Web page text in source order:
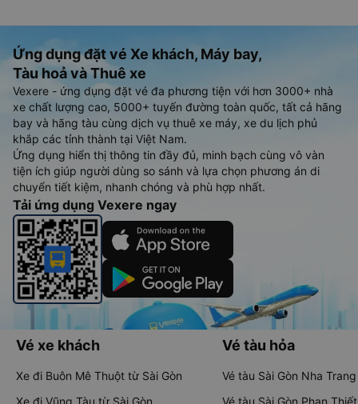
Ứng dụng đặt vé Xe khách, Máy bay,
Tàu hoả và Thuê xe
Vexere - ứng dụng đặt vé đa phương tiện với hơn 3000+ nhà
xe chất lượng cao, 5000+ tuyến đường toàn quốc, tất cả hãng
bay và hãng tàu cùng dịch vụ thuê xe máy, xe du lịch phủ
khắp các tỉnh thành tại Việt Nam.
Ứng dụng hiển thị thông tin đầy đủ, minh bạch cùng vô vàn
tiện ích giúp người dùng so sánh và lựa chọn phương án di
chuyển tiết kiệm, nhanh chóng và phù hợp nhất.
Tải ứng dụng Vexere ngay
Vé xe khách
Xe đi Buôn Mê Thuột từ Sài Gòn
Xe đi Vũng Tàu từ Sài Gòn
Vé tàu hỏa
Vé tàu Sài Gòn Nha Trang
Vé tàu Sài Gòn Phan Thiết